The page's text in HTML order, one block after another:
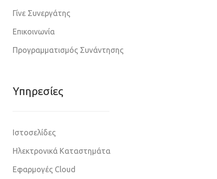
Γίνε Συνεργάτης
Επικοινωνία
Προγραμματισμός Συνάντησης
Υπηρεσίες
Ιστοσελίδες
Ηλεκτρονικά Καταστημάτα
Εφαρμογές Cloud